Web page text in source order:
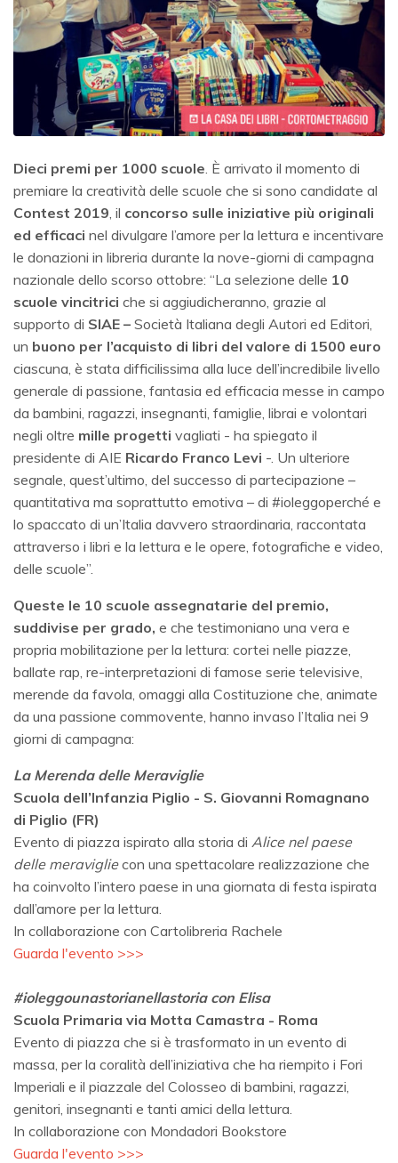
Dieci premi per 1000 scuole . È arrivato il momento di
premiare la creatività delle scuole che si sono candidate al
Contest 2019 , il concorso sulle iniziative più originali
ed efficaci nel divulgare l’amore per la lettura e incentivare
le donazioni in libreria durante la nove-giorni di campagna
nazionale dello scorso ottobre: “La selezione delle 10
scuole vincitrici che si aggiudicheranno, grazie al
supporto di SIAE – Società Italiana degli Autori ed Editori,
un buono per l’acquisto di libri del valore di 1500 euro
ciascuna, è stata difficilissima alla luce dell’incredibile livello
generale di passione, fantasia ed efficacia messe in campo
da bambini, ragazzi, insegnanti, famiglie, librai e volontari
negli oltre mille progetti vagliati - ha spiegato il
presidente di AIE Ricardo Franco Levi -. Un ulteriore
segnale, quest’ultimo, del successo di partecipazione –
quantitativa ma soprattutto emotiva – di #ioleggoperché e
lo spaccato di un’Italia davvero straordinaria, raccontata
attraverso i libri e la lettura e le opere, fotografiche e video,
delle scuole”.
Queste le 10 scuole assegnatarie del premio,
suddivise per grado, e che testimoniano una vera e
propria mobilitazione per la lettura: cortei nelle piazze,
ballate rap, re-interpretazioni di famose serie televisive,
merende da favola, omaggi alla Costituzione che, animate
da una passione commovente, hanno invaso l’Italia nei 9
giorni di campagna:
La Merenda delle Meraviglie
Scuola dell’Infanzia Piglio - S. Giovanni Romagnano
di Piglio (FR)
Evento di piazza ispirato alla storia di Alice nel paese
delle meravigliecon una spettacolare realizzazione che
ha coinvolto l’intero paese in una giornata di festa ispirata
dall’amore per la lettura.
In collaborazione con Cartolibreria Rachele
Guarda l'evento >>>
#ioleggounastorianellastoria con Elisa
Scuola Primaria via Motta Camastra - Roma
Evento di piazza che si è trasformato in un evento di
massa, per la coralità dell’iniziativa che ha riempito i Fori
Imperiali e il piazzale del Colosseo di bambini, ragazzi,
genitori, insegnanti e tanti amici della lettura.
In collaborazione con Mondadori Bookstore
Guarda l'evento >>>